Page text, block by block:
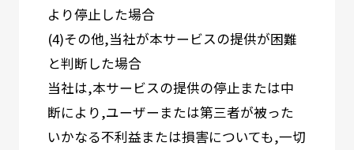
より停止した場合
(4)その他,当社が本サービスの提供が困難
と判断した場合
当社は,本サービスの提供の停止または中
断により,ユーザーまたは第三者が被った
いかなる不利益または損害についても,一切